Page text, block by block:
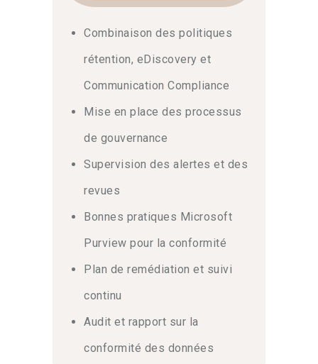
Combinaison des politiques
rétention, eDiscovery et
Communication Compliance
Mise en place des processus
de gouvernance
Supervision des alertes et des
revues
Bonnes pratiques Microsoft
Purview pour la conformité
Plan de remédiation et suivi
continu
Audit et rapport sur la
conformité des données